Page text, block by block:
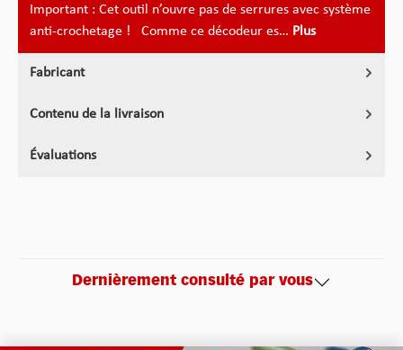
Important : Cet outil n’ouvre pas de serrures avec système
anti-crochetage ! Comme ce décodeur es… Plus
Fabricant
Contenu de la livraison
Évaluations
Dernièrement consulté par vous